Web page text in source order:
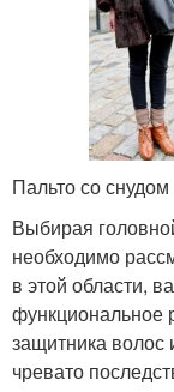
Пальто со снудом
Выбирая
необходимо
в этой области,
функциональное
защитника волос
чревато